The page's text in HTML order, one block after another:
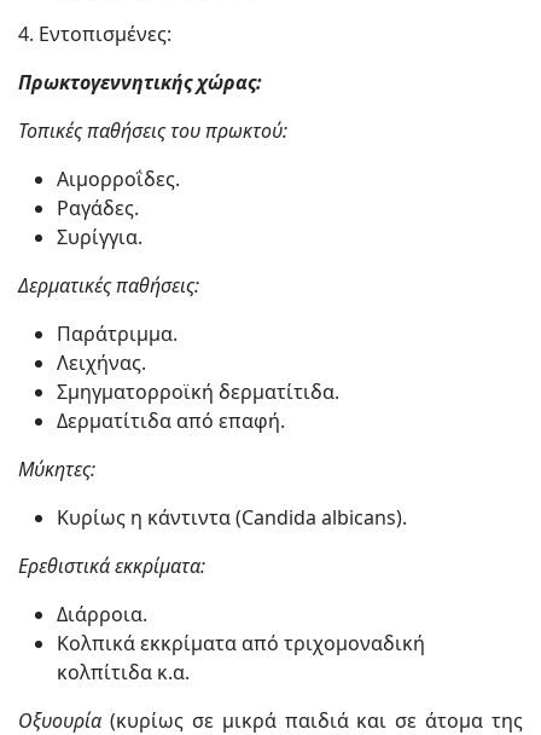
4. Εντοπισμένες:
Πρωκτογεννητικής χώρας:
Τοπικές παθήσεις του πρωκτού:
Αιμορροΐδες.
Ραγάδες.
Συρίγγια.
Δερματικές παθήσεις:
Παράτριμμα.
Λειχήνας.
Σμηγματορροϊκή δερματίτιδα.
Δερματίτιδα από επαφή.
Μύκητες:
Κυρίως η κάντιντα (Candida albicans).
Ερεθιστικά εκκρίματα:
Διάρροια.
Κολπικά εκκρίματα από τριχομοναδική
κολπίτιδα κ.α.
Οξυουρία (κυρίως σε μικρά παιδιά και σε άτομα της